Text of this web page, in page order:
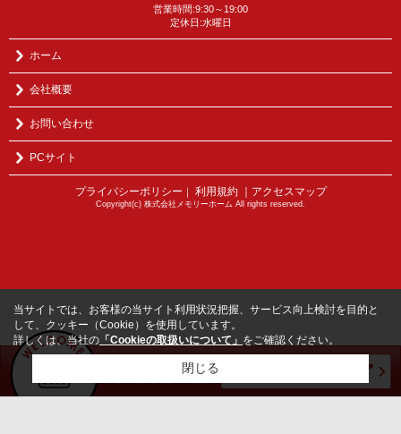
営業時間:9:30～19:00
定休日:水曜日
ホーム
会社概要
お問い合わせ
PCサイト
プライバシーポリシー ｜ 利用規約 ｜アクセスマップ
Copyright(c) 株式会社メモリーホーム All rights reserved.
当サイトでは、お客様の当サイト利用状況把握、サービス向上検討を目的と
して、クッキー（Cookie）を使用しています。
詳しくは、当社の 「Cookieの取扱いについて」 をご確認ください。
閉じる